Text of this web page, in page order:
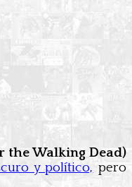
the Walking Dead)
y político, pero